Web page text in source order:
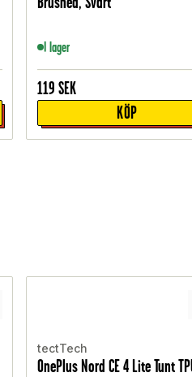
I lager
119 SEK
KÖP
tectTech
OnePlus Nord CE 4 Lite Tunt